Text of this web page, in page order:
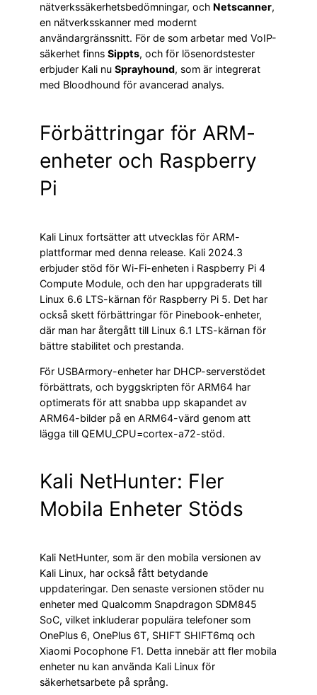
nätverkssäkerhetsbedömningar, och Netscanner,
en nätverksskanner med modernt
användargränssnitt. För de som arbetar med VoIP-
säkerhet finns Sippts, och för lösenordstester
erbjuder Kali nu Sprayhound, som är integrerat
med Bloodhound för avancerad analys.
Förbättringar för ARM-
enheter och Raspberry
Pi
Kali Linux fortsätter att utvecklas för ARM-
plattformar med denna release. Kali 2024.3
erbjuder stöd för Wi-Fi-enheten i Raspberry Pi 4
Compute Module, och den har uppgraderats till
Linux 6.6 LTS-kärnan för Raspberry Pi 5. Det har
också skett förbättringar för Pinebook-enheter,
där man har återgått till Linux 6.1 LTS-kärnan för
bättre stabilitet och prestanda.
För USBArmory-enheter har DHCP-serverstödet
förbättrats, och byggskripten för ARM64 har
optimerats för att snabba upp skapandet av
ARM64-bilder på en ARM64-värd genom att
lägga till QEMU_CPU=cortex-a72-stöd.
Kali NetHunter: Fler
Mobila Enheter Stöds
Kali NetHunter, som är den mobila versionen av
Kali Linux, har också fått betydande
uppdateringar. Den senaste versionen stöder nu
enheter med Qualcomm Snapdragon SDM845
SoC, vilket inkluderar populära telefoner som
OnePlus 6, OnePlus 6T, SHIFT SHIFT6mq och
Xiaomi Pocophone F1. Detta innebär att fler mobila
enheter nu kan använda Kali Linux för
säkerhetsarbete på språng.